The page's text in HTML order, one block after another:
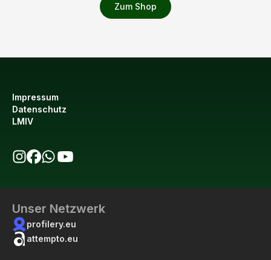
Zum Shop
Impressum
Datenschutz
LMIV
Unser Netzwerk
profilery.eu
attempto.eu